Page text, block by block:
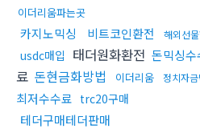
이더리움파는곳
카지노믹싱 비트코인환전 해외선
usdc매입 태더원화환전 돈믹싱수
료 돈현금화방법 이더리움 정치자금
최저수수료 trc20구매
테더구매테더판매